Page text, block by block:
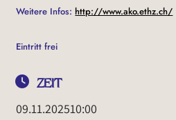
Weitere Infos:http://www.ako.ethz.ch/
Eintritt frei
ZEIT
09.11.202510:00